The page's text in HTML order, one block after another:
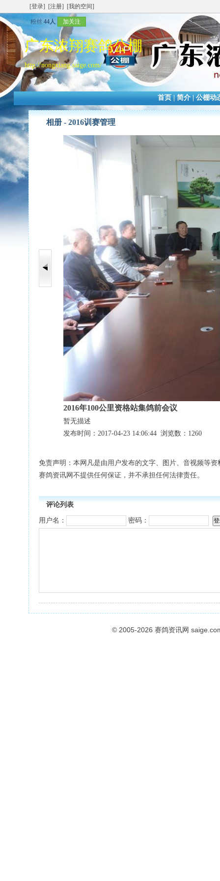
[登录] [注册] [我的空间]
粉丝 44人 加关注
广东浓翔赛鸽公棚
http://nongxiang.saige.com/
首页|简介|公棚动
相册 - 2016训赛管理
2016年100公里资格站集鸽前会议
暂无描述
发布时间：2017-04-23 14:06:44 浏览数：1260
免责声明：本网凡是由用户发布的文字、图片、音视频等
赛鸽资讯网不提供任何保证，并不承担任何法律责任。
评论列表
用户名： 密码：
© 2005-2026 赛鸽资讯网